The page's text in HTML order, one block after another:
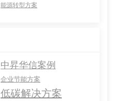
能源转型方案
中昇华信案例
企业节能方案
低碳解决方案